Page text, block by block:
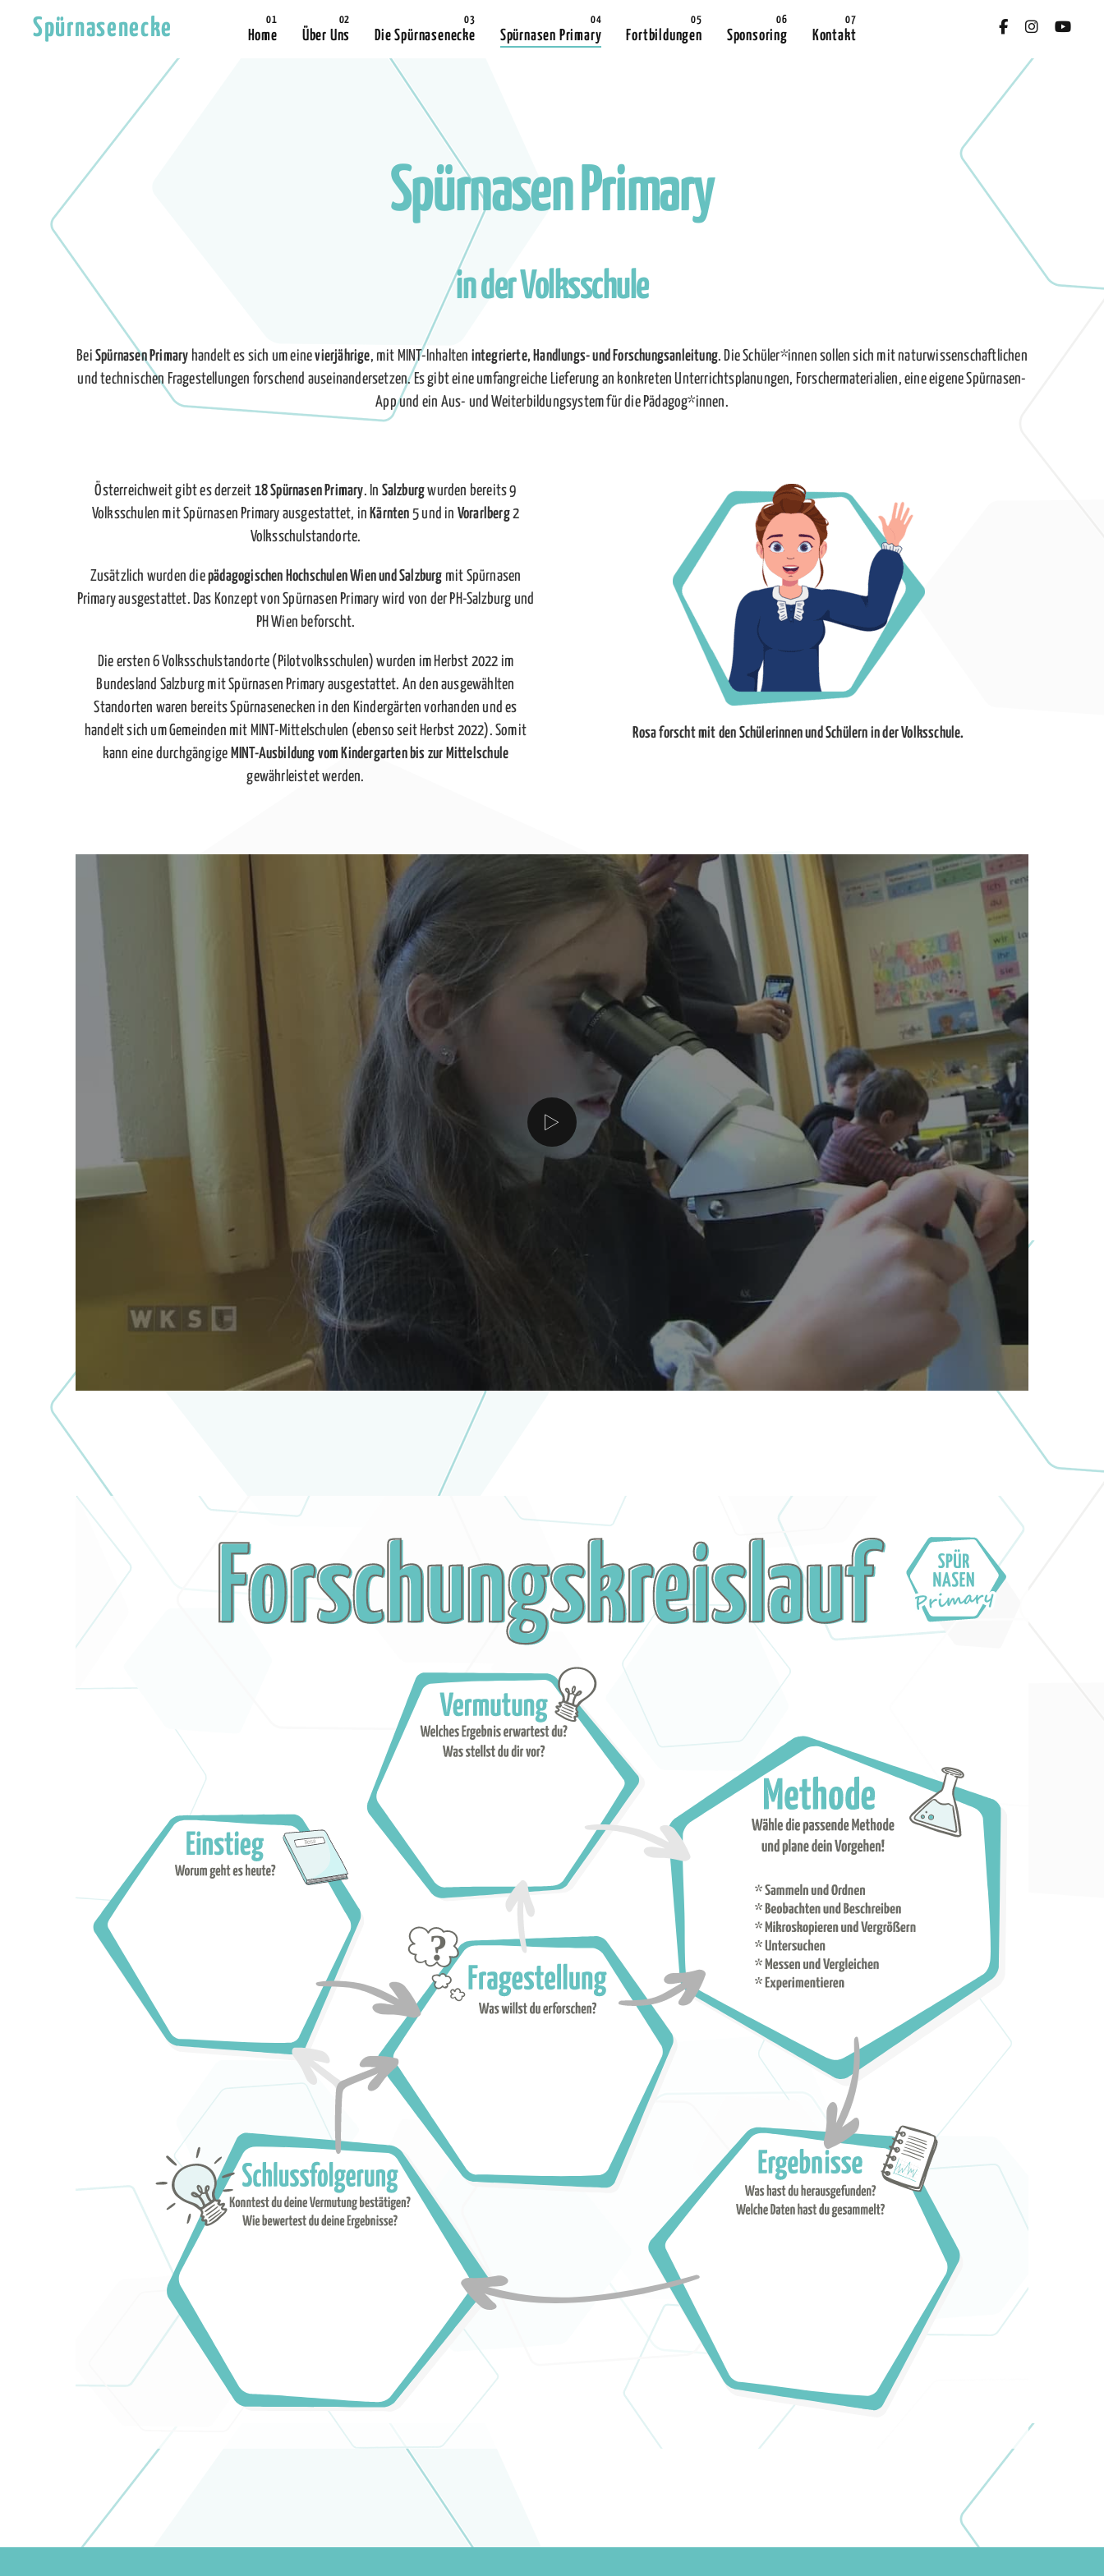
Spürnasenecke Home Über Uns Die Spürnasenecke Spürnasen Primary Fortbildungen Sponsoring Kontakt
Spürnasen Primary
in der Volksschule
Bei Spürnasen Primary handelt es sich um einevierjährige, mit MINT-Inhalten integrierte, Handlungs- und Forschungsanleitung. Die Schüler*innen sollen sich mit naturwissenschaftlichen
und technischen Fragestellungen forschend auseinandersetzen. Es gibt eine umfangreiche Lieferung an konkreten Unterrichtsplanungen, Forschermaterialien, eine eigene Spürnasen-
App und ein Aus- und Weiterbildungsystem für die Pädagog*innen.
Österreichweit gibt es derzeit 18 Spürnasen Primary. In Salzburgwurden bereits 9
Volksschulen mit Spürnasen Primary ausgestattet, in Kärnten 5 und in Vorarlberg2
Volksschulstandorte.
Zusätzlich wurden diepädagogischen Hochschulen Wien und Salzburg mit Spürnasen
Primary ausgestattet. Das Konzept von Spürnasen Primary wird von der PH-Salzburg und
PH Wien beforscht.
Die ersten 6 Volksschulstandorte (Pilotvolksschulen) wurden im Herbst 2022 im
Bundesland Salzburg mit Spürnasen Primary ausgestattet. An den ausgewählten
Standorten waren bereits Spürnasenecken in den Kindergärten vorhanden und es
handelt sich um Gemeinden mit MINT-Mittelschulen (ebenso seit Herbst 2022). Somit
kann eine durchgängige MINT-Ausbildung vom Kindergarten bis zur Mittelschule
gewährleistet werden.
Rosa forscht mit den Schülerinnen und Schülern in der Volksschule.